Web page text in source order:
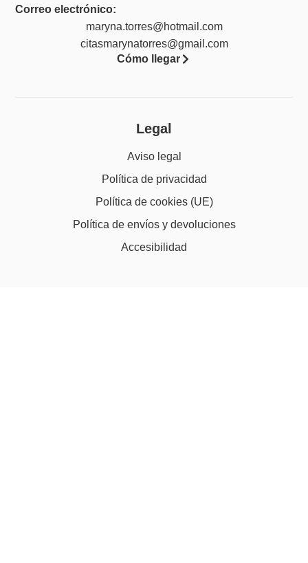
Correo electrónico:
maryna.torres@hotmail.com
citasmarynatorres@gmail.com
Cómo llegar
Legal
Aviso legal
Política de privacidad
Política de cookies (UE)
Política de envíos y devoluciones
Accesibilidad